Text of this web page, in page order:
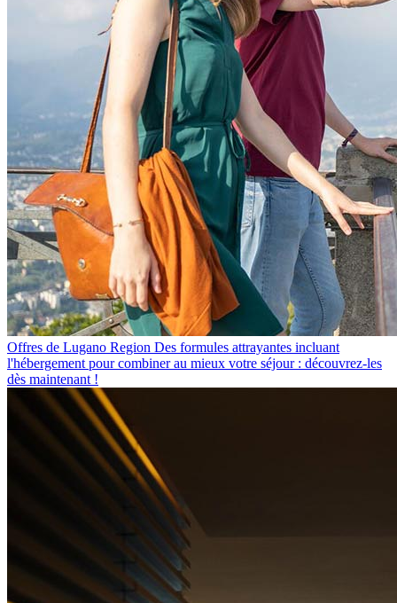
Offres de Lugano Region Des formules attrayantes incluant
l'hébergement pour combiner au mieux votre séjour : découvrez-les
dès maintenant !